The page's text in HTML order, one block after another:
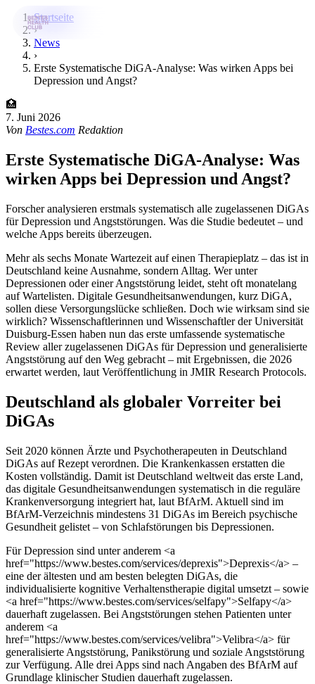
Datenbank
News
Über uns
Für Unternehmen
Startseite
›
News
›
Erste Systematische DiGA-Analyse: Was wirken Apps bei
Depression und Angst?
🏥
7. Juni 2026
Von Bestes.com Redaktion
Erste Systematische DiGA-Analyse: Was
wirken Apps bei Depression und Angst?
Forscher analysieren erstmals systematisch alle zugelassenen DiGAs
für Depression und Angststörungen. Was die Studie bedeutet – und
welche Apps bereits überzeugen.
Mehr als sechs Monate Wartezeit auf einen Therapieplatz – das ist in
Deutschland keine Ausnahme, sondern Alltag. Wer unter
Depressionen oder einer Angststörung leidet, steht oft monatelang
auf Wartelisten. Digitale Gesundheitsanwendungen, kurz DiGA,
sollen diese Versorgungslücke schließen. Doch wie wirksam sind sie
wirklich? Wissenschaftlerinnen und Wissenschaftler der Universität
Duisburg-Essen haben nun das erste umfassende systematische
Review aller zugelassenen DiGAs für Depression und generalisierte
Angststörung auf den Weg gebracht – mit Ergebnissen, die 2026
erwartet werden, laut Veröffentlichung in JMIR Research Protocols.
Deutschland als globaler Vorreiter bei
DiGAs
Seit 2020 können Ärzte und Psychotherapeuten in Deutschland
DiGAs auf Rezept verordnen. Die Krankenkassen erstatten die
Kosten vollständig. Damit ist Deutschland weltweit das erste Land,
das digitale Gesundheitsanwendungen systematisch in die reguläre
Krankenversorgung integriert hat, laut BfArM. Aktuell sind im
BfArM-Verzeichnis mindestens 31 DiGAs im Bereich psychische
Gesundheit gelistet – von Schlafstörungen bis Depressionen.
Für Depression sind unter anderem <a
href="https://www.bestes.com/services/deprexis">Deprexis</a> –
eine der ältesten und am besten belegten DiGAs, die
individualisierte kognitive Verhaltenstherapie digital umsetzt – sowie
<a href="https://www.bestes.com/services/selfapy">Selfapy</a>
dauerhaft zugelassen. Bei Angststörungen stehen Patienten unter
anderem <a
href="https://www.bestes.com/services/velibra">Velibra</a> für
generalisierte Angststörung, Panikstörung und soziale Angststörung
zur Verfügung. Alle drei Apps sind nach Angaben des BfArM auf
Grundlage klinischer Studien dauerhaft zugelassen.